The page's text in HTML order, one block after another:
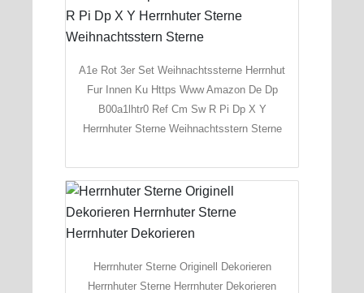
A1e Rot 3er Set Weihnachtssterne Herrnhut
Fur Innen Ku Https Www Amazon De Dp
B00a1lhtr0 Ref Cm Sw R Pi Dp X Y
Herrnhuter Sterne Weihnachtsstern Sterne
Herrnhuter Sterne Originell Dekorieren
Herrnhuter Sterne Herrnhuter Dekorieren